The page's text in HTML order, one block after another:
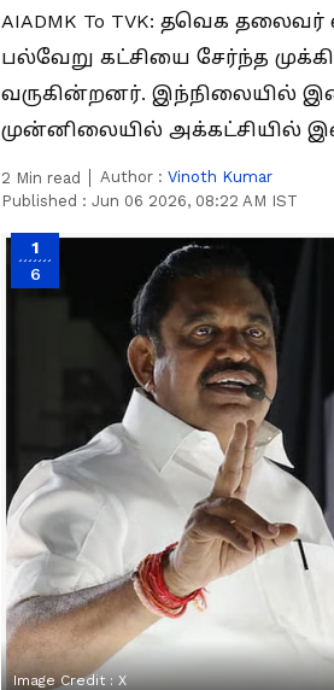
AIADMK To TVK: தவெக
பல்வேறு கட்சியை சேர்ந்த
வருகின்றனர். இந்நிலையில்
முன்னிலையில் அக்கட்சியில்
2 Min read Author : Vinoth Kumar
Published : Jun 06 2026, 08:22 AM IST
1
6
Image Credit :X